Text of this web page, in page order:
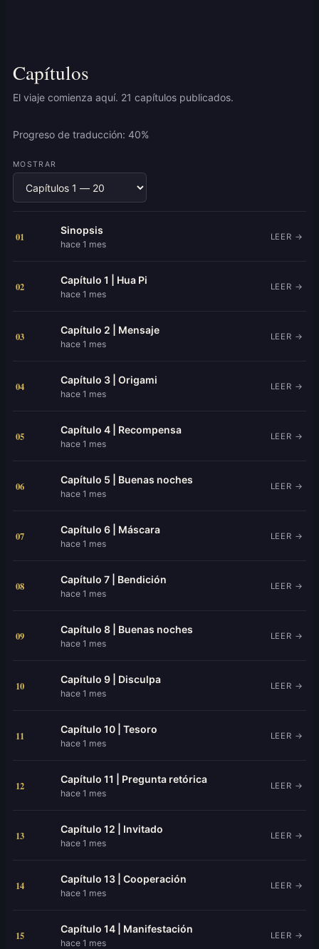
Capítulos
El viaje comienza aquí. 21 capítulos publicados.
Progreso de traducción: 40%
MOSTRAR
01
Sinopsis
hace 1 mes
LEER →
02
Capítulo 1 | Hua Pi
hace 1 mes
LEER →
03
Capítulo 2 | Mensaje
hace 1 mes
LEER →
04
Capítulo 3 | Origami
hace 1 mes
LEER →
05
Capítulo 4 | Recompensa
hace 1 mes
LEER →
06
Capítulo 5 | Buenas noches
hace 1 mes
LEER →
07
Capítulo 6 | Máscara
hace 1 mes
LEER →
08
Capítulo 7 | Bendición
hace 1 mes
LEER →
09
Capítulo 8 | Buenas noches
hace 1 mes
LEER →
10
Capítulo 9 | Disculpa
hace 1 mes
LEER →
11
Capítulo 10 | Tesoro
hace 1 mes
LEER →
12
Capítulo 11 | Pregunta retórica
hace 1 mes
LEER →
13
Capítulo 12 | Invitado
hace 1 mes
LEER →
14
Capítulo 13 | Cooperación
hace 1 mes
LEER →
15
Capítulo 14 | Manifestación
hace 1 mes
LEER →